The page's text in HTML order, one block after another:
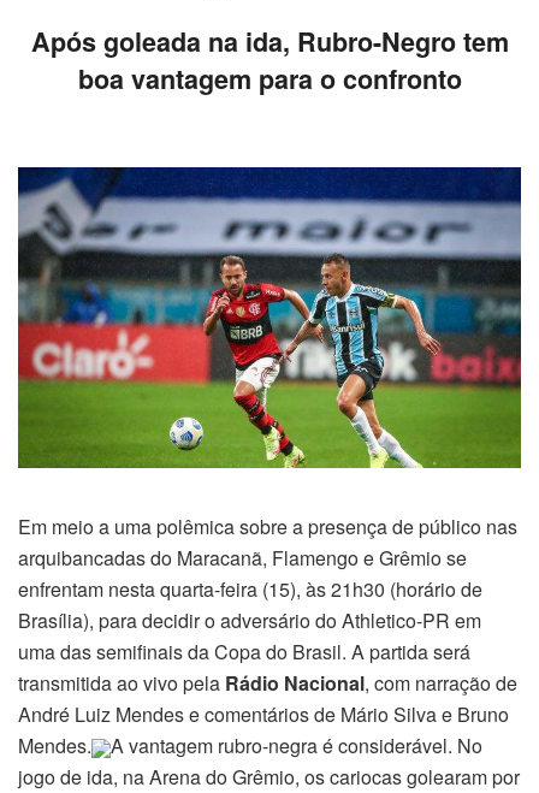
Após goleada na ida, Rubro-Negro tem
boa vantagem para o confronto
Em meio a uma polêmica sobre a presença de público nas
arquibancadas do Maracanã, Flamengo e Grêmio se
enfrentam nesta quarta-feira (15), às 21h30 (horário de
Brasília), para decidir o adversário do Athletico-PR em
uma das semifinais da Copa do Brasil. A partida será
transmitida ao vivo pela Rádio Nacional, com narração de
André Luiz Mendes e comentários de Mário Silva e Bruno
Mendes.
A vantagem rubro-negra é considerável. No
jogo de ida, na Arena do Grêmio, os cariocas golearam por